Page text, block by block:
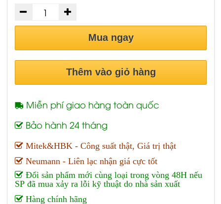
Mua ngay
Thêm vào giỏ hàng
Miễn phí giao hàng toàn quốc
Bảo hành 24 tháng
Mitek&HBK - Công suất thật, Giá trị thật
Neumann - Liên lạc nhận giá cực tốt
Đổi sản phẩm mới cùng loại trong vòng 48H nếu
SP đã mua xảy ra lỗi kỹ thuật do nhà sản xuất
Hàng chính hãng